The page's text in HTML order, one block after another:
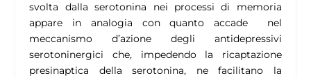
svolta dalla serotonina nei processi di memoria
appare in analogia con quanto accade nel
meccanismo d’azione degli antidepressivi
serotoninergici che, impedendo la ricaptazione
presinaptica della serotonina, ne facilitano la